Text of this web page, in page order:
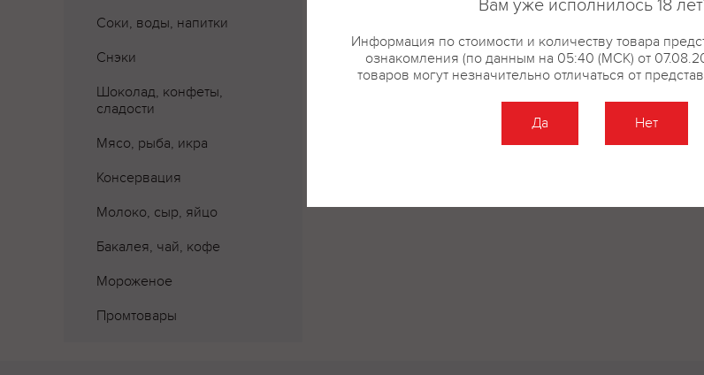
Соки, воды, напитки
Снэки
Шоколад, конфеты,
сладости
Мясо, рыба, икра
Консервация
Молоко, сыр, яйцо
Бакалея, чай, кофе
Мороженое
Промтовары
Вам уже исполнилось 18
Информация по стоимости и количеству товара
ознакомления (по данным на 05:40 (МСК) от
товаров могут незначительно отличаться от
Да Нет